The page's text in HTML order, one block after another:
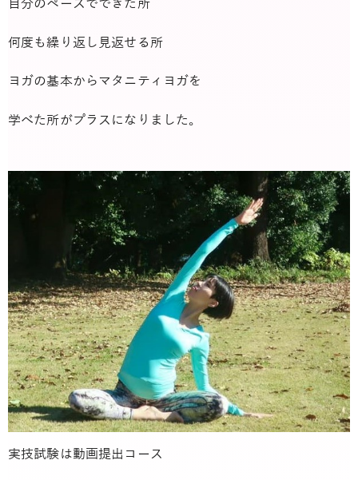
自分のペースでできた所
何度も繰り返し見返せる所
ヨガの基本からマタニティヨガを
学べた所がプラスになりました。
実技試験は動画提出コース